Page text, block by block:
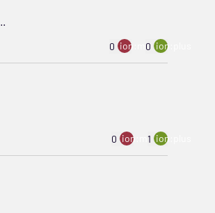
0 ion:minus
0 ion:plus
0 ion:minus
1 ion:plus